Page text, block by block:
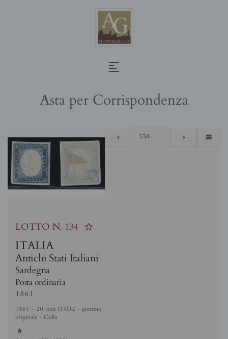
Asta per Corrispondenza
LOTTO N. 134
ITALIA
Antichi Stati Italiani
Sardegna
Posta ordinaria
1861
1861 - 20 cent (15Da) - gomma
originale - Colla
1